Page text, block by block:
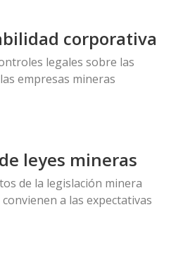
corporativa
legales sobre las
empresas mineras
leyes mineras
de la legislación minera
a las expectativas